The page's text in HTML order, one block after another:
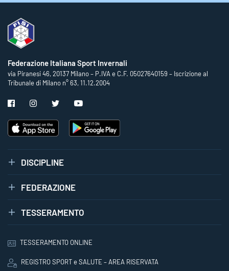
Federazione Italiana Sport Invernali
via Piranesi 46, 20137 Milano – P.IVA e C.F. 05027640159 – Iscrizione al
Tribunale di Milano n° 63, 11.12.2004
DISCIPLINE
FEDERAZIONE
TESSERAMENTO
TESSERAMENTO ONLINE
REGISTRO SPORT e SALUTE – AREA RISERVATA